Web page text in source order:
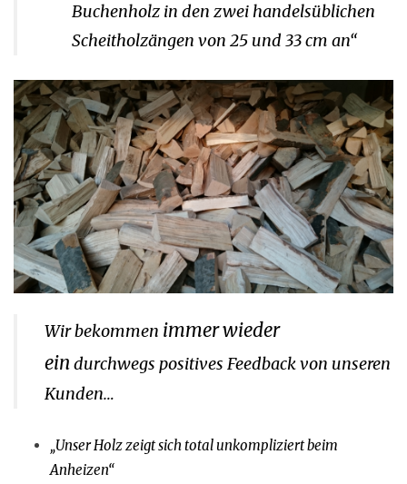
Buchenholz in den zwei handelsüblichen
Scheitholzängen von 25 und 33 cm an“
Wir bekommen immer wieder
eindurchwegs positives Feedback von unseren
Kunden…
„Unser Holz zeigt sich total unkompliziert beim
Anheizen“